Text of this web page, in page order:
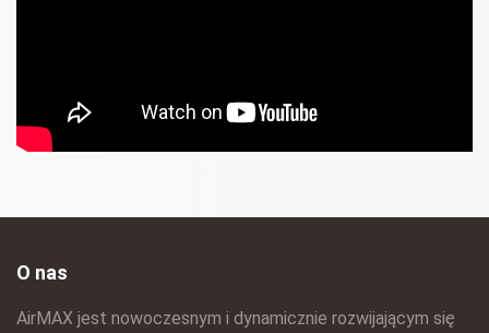
O nas
AirMAX jest nowoczesnym i dynamicznie rozwijającym się